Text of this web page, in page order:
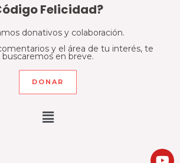
Felicidad?
donativos y colaboración.
y el área de tu interés, te
buscaremos en breve.
DONAR